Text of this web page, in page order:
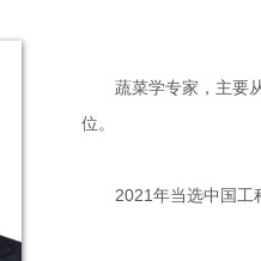
蔬菜学专家，主要从
位。
2021年当选中国工